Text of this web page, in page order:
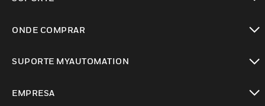
ONDE COMPRAR
SUPORTE MYAUTOMATION
EMPRESA